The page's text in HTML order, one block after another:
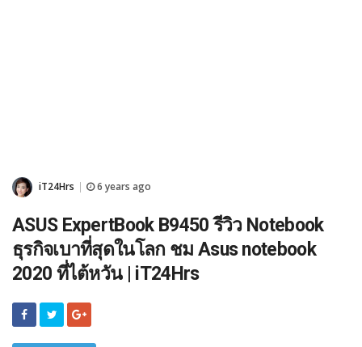
iT24Hrs 6 years ago
ASUS ExpertBook B9450 รีวิว Notebook
ธุรกิจเบาที่สุดในโลก ชม Asus notebook
2020 ที่ไต้หวัน | iT24Hrs